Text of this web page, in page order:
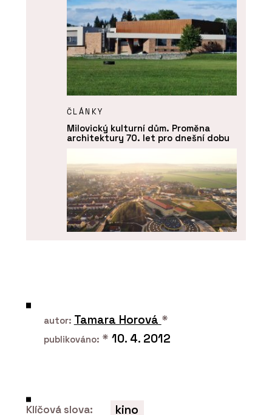
ČLÁNKY
Milovický kulturní dům. Proměna
architektury 70. let pro dnešní dobu
krajiny i struktury obce
autor: Tamara Horová *
publikováno: * 10. 4. 2012
Klíčová slova:
kino